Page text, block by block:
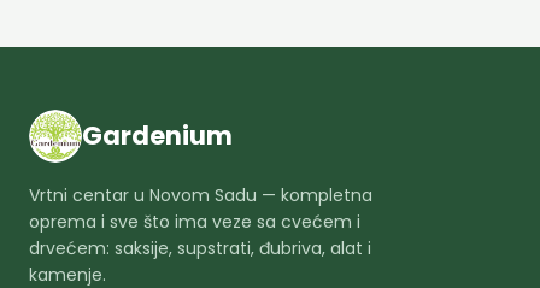
Gardenium
Vrtni centar u Novom Sadu — kompletna
oprema i sve što ima veze sa cvećem i
drvećem: saksije, supstrati, đubriva, alat i
kamenje.